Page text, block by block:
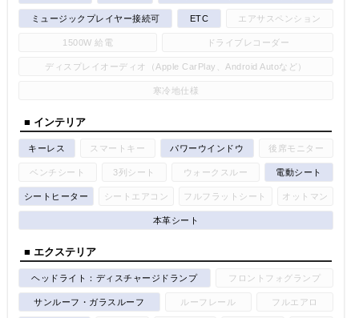
ミュージックプレイヤー接続可 ETC エアサスペンション
1500W 給電 ドライブレコーダー
ディスプレイオーディオ（Apple CarPlay、Android Autoなど）
寒冷地仕様
■ インテリア
キーレス スマートキー パワーウインドウ 後席モニター
ベンチシート 3列シート ウォークスルー 電動シート
シートヒーター シートエアコン フルフラットシート オットマン
本革シート
■ エクステリア
ヘッドライト：ディスチャージドランプ フロントフォグランプ
サンルーフ・ガラスルーフ ルーフレール フルエアロ